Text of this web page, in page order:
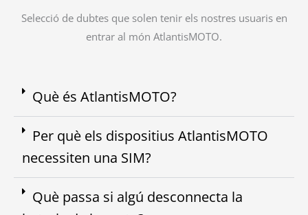
Selecció de dubtes que solen tenir els nostres usuaris en
entrar al món AtlantisMOTO.
Què és AtlantisMOTO?
Per què els dispositius AtlantisMOTO
necessiten una SIM?
Què passa si algú desconnecta la